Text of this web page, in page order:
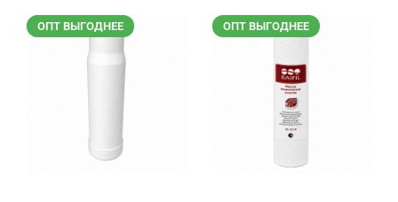
ОПТ ВЫГОДНЕЕ ОПТ ВЫГОДНЕЕ